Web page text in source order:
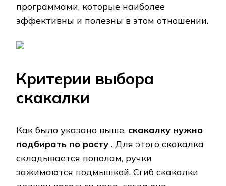
программами, которые наиболее
эффективны и полезны в этом отношении.
Критерии выбора
скакалки
Как было указано выше, скакалку нужно
подбирать по росту . Для этого скакалка
складывается пополам, ручки
зажимаются подмышкой. Сгиб скакалки